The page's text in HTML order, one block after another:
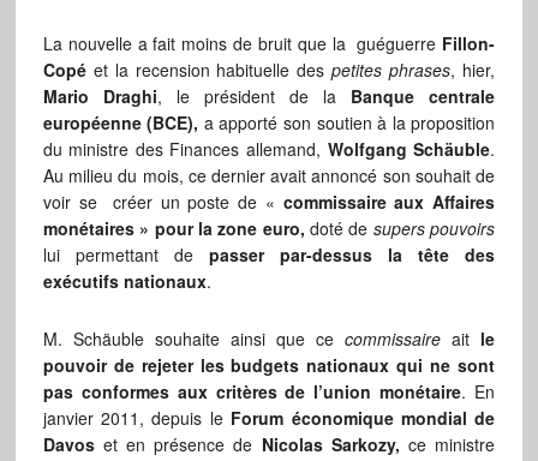
La nouvelle a fait moins de bruit que la guéguerre Fillon-
Copéet la recension habituelle despetites phrases, hier,
Mario Draghi, le président de la Banque centrale
européenne (BCE), a apporté son soutien à la proposition
du ministre des Finances allemand, Wolfgang Schäuble.
Au milieu du mois, ce dernier avait annoncé son souhait de
voir se créer un poste de « commissaire aux Affaires
monétaires » pour la zone euro, doté de supers pouvoirs
lui permettant de passer par-dessus la tête des
exécutifs nationaux.
M. Schäuble souhaite ainsi que cecommissaireait le
pouvoir de rejeter les budgets nationaux qui ne sont
pas conformes aux critères de l’union monétaire. En
janvier 2011, depuis le Forum économique mondial de
Davos et en présence de Nicolas Sarkozy,ce ministre